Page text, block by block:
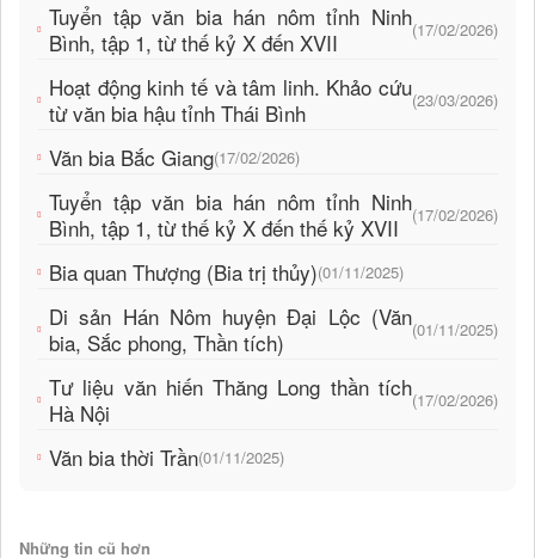
Tuyển tập văn bia hán nôm tỉnh Ninh
Bình, tập 1, từ thế kỷ X đến XVII
(17/02/2026)
Hoạt động kinh tế và tâm linh. Khảo cứu
từ văn bia hậu tỉnh Thái Bình
(23/03/2026)
Văn bia Bắc Giang(17/02/2026)
Tuyển tập văn bia hán nôm tỉnh Ninh
Bình, tập 1, từ thế kỷ X đến thế kỷ XVII
(17/02/2026)
Bia quan Thượng (Bia trị thủy)(01/11/2025)
Di sản Hán Nôm huyện Đại Lộc (Văn
bia, Sắc phong, Thần tích)
(01/11/2025)
Tư liệu văn hiến Thăng Long thần tích
Hà Nội
(17/02/2026)
Văn bia thời Trần(01/11/2025)
Những tin cũ hơn